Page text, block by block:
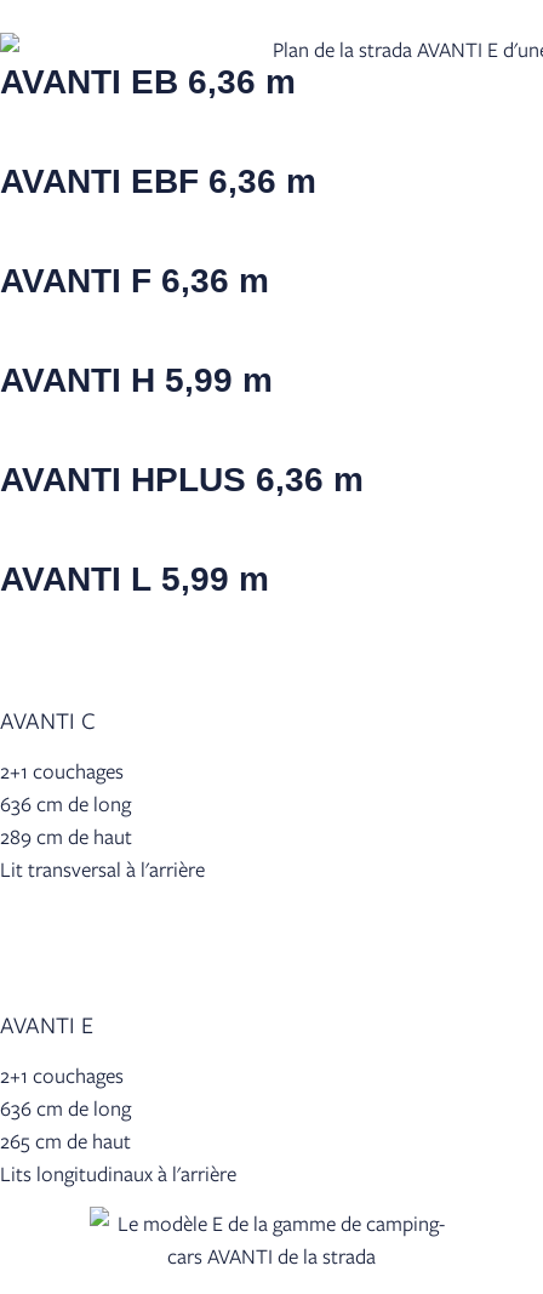
AVANTI EB 6,36 m
AVANTI EBF 6,36 m
AVANTI F 6,36 m
AVANTI H 5,99 m
AVANTI HPLUS 6,36 m
AVANTI L 5,99 m
AVANTI C
2+1 couchages
636 cm de long
289 cm de haut
Lit transversal à l'arrière
AVANTI E
2+1 couchages
636 cm de long
265 cm de haut
Lits longitudinaux à l'arrière